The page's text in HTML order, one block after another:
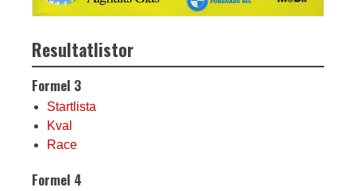
Resultatlistor
Formel 3
Startlista
Kval
Race
Formel 4